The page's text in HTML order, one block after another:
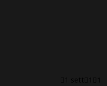
1 sett 1 1